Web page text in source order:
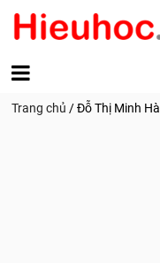
Trang chủ /Đỗ Thị Minh Hà